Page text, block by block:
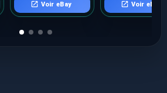
Voir eBay
Voir eBay